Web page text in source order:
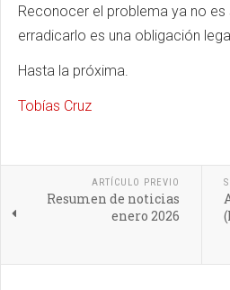
Reconocer el problema ya no
erradicarlo es una obligación
Hasta la próxima.
Tobías Cruz
ARTÍCULO PREVIO
Resumen de noticias
enero 2026